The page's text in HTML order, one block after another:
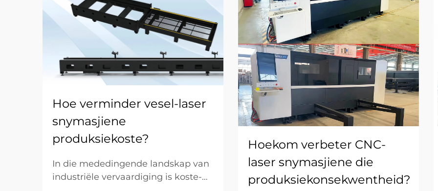
Hoe verminder vesel-laser
snymasjiene
produksiekoste?
In die mededingende landskap van
industriële vervaardiging is koste-
Hoekom verbeter CNC-
laser snymasjiene die
produksiekonsekwentheid?